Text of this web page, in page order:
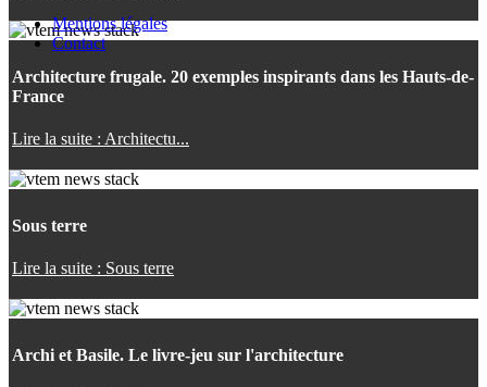
Architecture frugale. 20 exemples inspirants dans les Hauts-de-
France
Lire la suite : Architectu...
Sous terre
Lire la suite : Sous terre
Archi et Basile. Le livre-jeu sur l'architecture
Mentions légales
Contact